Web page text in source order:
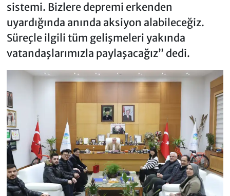
sistemi. Bizlere depremi erkenden
uyardığında anında aksiyon alabileceğiz.
Süreçle ilgili tüm gelişmeleri yakında
vatandaşlarımızla paylaşacağız” dedi.